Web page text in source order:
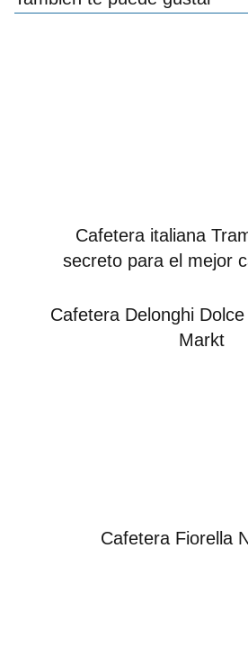
Cafetera italiana
secreto para el mejor
Cafetera Delonghi
Markt
Cafetera Fiorella